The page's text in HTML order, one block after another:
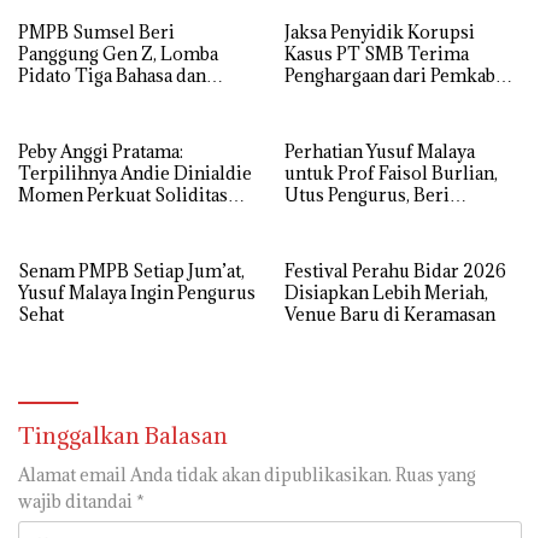
PMPB Sumsel Beri
Panggung Gen Z, Lomba
Pidato Tiga Bahasa dan
Jaksa Penyidik Korupsi
Kasus PT SMB Terima
Penghargaan dari Pemkab
Peby Anggi Pratama:
Terpilihnya Andie Dinialdie
Momen Perkuat Soliditas
Perhatian Yusuf Malaya
untuk Prof Faisol Burlian,
Utus Pengurus, Beri
Senam PMPB Setiap Jum’at,
Yusuf Malaya Ingin Pengurus
Sehat
Festival Perahu Bidar 2026
Disiapkan Lebih Meriah,
Venue Baru di Keramasan
Tinggalkan Balasan
Alamat email Anda tidak akan dipublikasikan. Ruas yang
wajib ditandai *